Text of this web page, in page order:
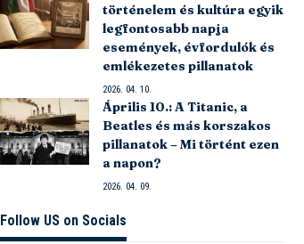
történelem és kultúra egyik
legfontosabb napja
események, évfordulók és
emlékezetes pillanatok
2026. 04. 10.
Április 10.: A Titanic, a
Beatles és más korszakos
pillanatok – Mi történt ezen
a napon?
2026. 04. 09.
Follow US on Socials